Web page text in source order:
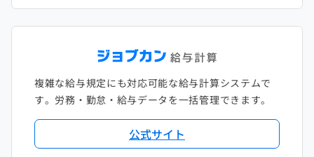
複雑な給与規定にも対応可能な給与計算システムで
す。労務・勤怠・給与データを一括管理できます。
公式サイト